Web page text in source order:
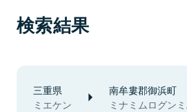
検索結果
三重県
ミエケン
南牟婁郡御浜町
ミナミムログン